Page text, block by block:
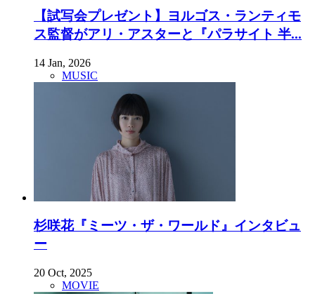
【試写会プレゼント】ヨルゴス・ランティモ
ス監督がアリ・アスターと『パラサイト 半...
14 Jan, 2026
MUSIC
杉咲花『ミーツ・ザ・ワールド』インタビュ
ー
20 Oct, 2025
MOVIE